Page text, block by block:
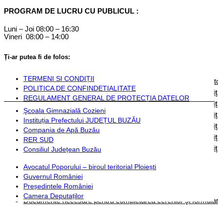
Monitorul Oficial Local
STATUT COZIENI
Regulament de organizare
Hotărârile Autorității Deliberative
Hotărârile autorității deliberative 2024
Hotărârile autorității deliberative 2025
Hotărârile autorității deliberative 2026
Hotărârile autorității deliberative 2027
Hotărârile autorității deliberative 2028
Hotărârile autorității deliberative 2029
Dispozițiile
Instituții și servicii publice
Plată taxe și impozite
Documente necesare pentru completarea cererilor şi
PROGRAM DE LUCRU CU PUBLICUL :
Luni – Joi 08:00 – 16:30
Vineri 08:00 – 14:00
Ți-ar putea fi de folos:
TERMENI SI CONDIȚII
POLITICA DE CONFINDETIALITATE
REGULAMENT GENERAL DE PROTECȚIA DATELOR
Şcoala Gimnazială Cozieni
Instituția Prefectului JUDEȚUL BUZĂU
Compania de Apă Buzău
RER SUD
Consiliul Județean Buzău
Avocatul Poporului – biroul teritorial Ploiești
Guvernul României
Președintele României
Camera Deputaților